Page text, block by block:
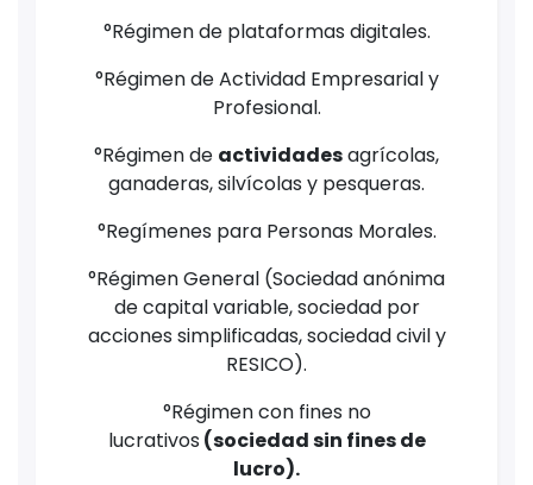
°Régimen de plataformas digitales.
°Régimen de Actividad Empresarial y
Profesional.
°Régimen de actividadesagrícolas,
ganaderas, silvícolas y pesqueras.
°Regímenes para Personas Morales.
°Régimen General (Sociedad anónima
de capital variable, sociedad por
acciones simplificadas, sociedad civil y
RESICO).
°Régimen con fines no
lucrativos (sociedad sin fines de
lucro).